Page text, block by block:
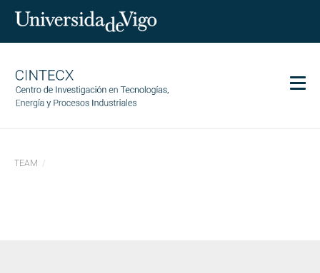
Investigación
TEAM